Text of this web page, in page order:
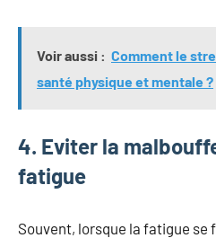
Voir aussi : Comment le
santé physique et mentale ?
4. Eviter la
fatigue
Souvent, lorsque la fatigue